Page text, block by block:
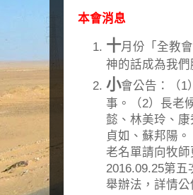
本會消息
十月份「全教
神的話成為我們
小會公告：（1
事。（2）長老
懿、林美玲、
貞如、蘇邦陽
老名單請向牧
2016.09.25第
舉辦法，詳情公